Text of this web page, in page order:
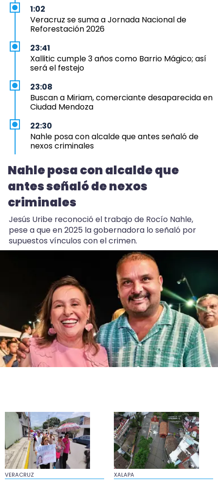
1:02
Veracruz se suma a Jornada Nacional de
Reforestación 2026
23:41
Xallitic cumple 3 años como Barrio Mágico; así
será el festejo
23:08
Buscan a Miriam, comerciante desaparecida en
Ciudad Mendoza
22:30
Nahle posa con alcalde que antes señaló de
nexos criminales
22:13
Michis ya van al veterinario tanto como los
perros en Veracruz
20:30
Rezago en Veracruz: solo 44 municipios tienen
Atlas de Riesgo
18:07
Calor y falta de lluvia, detrás de peces muertos
Coscomatepec: primo balea a dos hermanos;
uno muere
Nahle posa con alcalde que
antes señaló de nexos
criminales
Jesús Uribe reconoció el trabajo de Rocío Nahle,
pese a que en 2025 la gobernadora lo señaló por
supuestos vínculos con el crimen.
VERACRUZ XALAPA